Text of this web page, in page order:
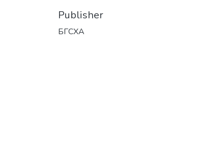
Publisher
БГСХА